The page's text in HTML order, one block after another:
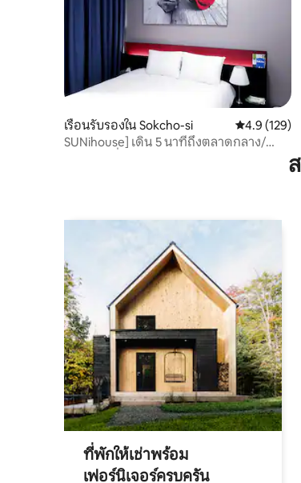
เรือนรับรองใน Sokcho-si คะแนนเฉลี่ย
4.9 (129)
SUNihouse] เดิน 5 นาทีถึงตลาดกลาง/
ที่พักให้เช่าพร้อม
เฟอร์นิเจอร์ครบครัน